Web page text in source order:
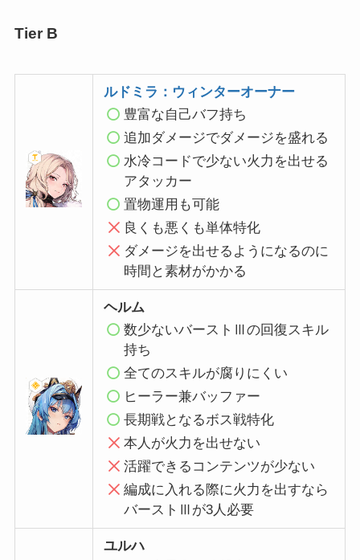
Tier B
ルドミラ：ウィンターオーナー
豊富な自己バフ持ち
追加ダメージでダメージを盛れる
水冷コードで少ない火力を出せる
アタッカー
置物運用も可能
良くも悪くも単体特化
ダメージを出せるようになるのに
時間と素材がかかる
ヘルム
数少ないバーストⅢの回復スキル
持ち
全てのスキルが腐りにくい
ヒーラー兼バッファー
長期戦となるボス戦特化
本人が火力を出せない
活躍できるコンテンツが少ない
編成に入れる際に火力を出すなら
バーストⅢが3人必要
ユルハ